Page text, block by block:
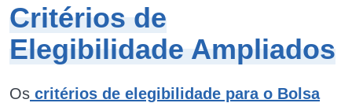
Critérios de
Elegibilidade Ampliados
Os critérios de elegibilidade para o Bolsa